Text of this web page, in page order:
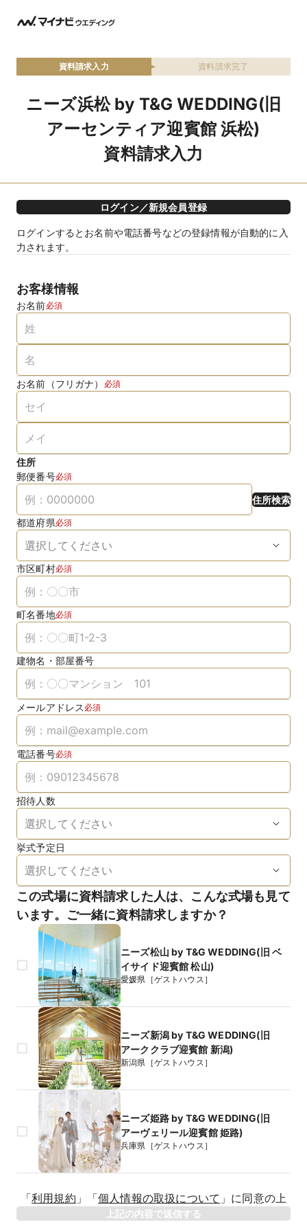
資料請求入力 資料請求完了
ニーズ浜松 by T&G WEDDING(旧
アーセンティア迎賓館 浜松)
資料請求入力
ログイン／新規会員登録
ログインするとお名前や電話番号などの登録情報が自動的に入
力されます。
お客様情報
お名前必須
お名前（フリガナ） 必須
住所
郵便番号必須
住所検索
都道府県必須
市区町村必須
町名番地必須
建物名・部屋番号
メールアドレス 必須
電話番号必須
招待人数
挙式予定日
この式場に資料請求した人は、こんな式場も見て
います。ご一緒に資料請求しますか？
ニーズ松山 by T&G WEDDING(旧 ベ
イサイド迎賓館 松山)
愛媛県［ゲストハウス］
ニーズ新潟 by T&G WEDDING(旧
アーククラブ迎賓館 新潟)
新潟県［ゲストハウス］
ニーズ姫路 by T&G WEDDING(旧
アーヴェリール迎賓館 姫路)
兵庫県［ゲストハウス］
年
「利用規約 」 「個人情報の取扱について 」 に同意の上
上記の内容で送信する